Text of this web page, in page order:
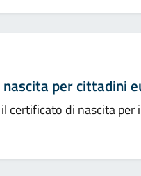
per cittadini
certificato di nascita